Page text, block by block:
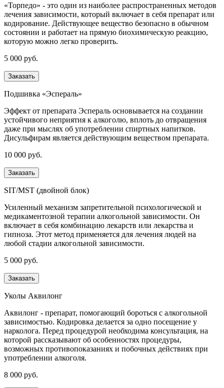
«Торпедо» - это один из наиболее распространенных методов
лечения зависимости, который включает в себя препарат или
кодирование. Действующее вещество безопасно в обычном
состоянии и работает на прямую биохимическую реакцию,
которую можно легко проверить.
5 000 руб.
Заказать
Подшивка «Эспераль»
Эффект от препарата Эспераль основывается на создании
устойчивого неприятия к алкоголю, вплоть до отвращения
даже при мыслях об употреблении спиртных напитков.
Дисульфирам является действующим веществом препарата.
10 000 руб.
Заказать
SIT/MST (двойной блок)
Усиленный механизм запретительной психологической и
медикаментозной терапии алкогольной зависимости. Он
включает в себя комбинацию лекарств или лекарства и
гипноза. Этот метод применяется для лечения людей на
любой стадии алкогольной зависимости.
5 000 руб.
Заказать
Уколы Аквилонг
Аквилонг - препарат, помогающий бороться с алкогольной
зависимостью. Кодировка делается за одно посещение у
нарколога. Перед процедурой необходима консультация, на
которой рассказывают об особенностях процедуры,
возможных противопоказаниях и побочных действиях при
употреблении алкоголя.
8 000 руб.